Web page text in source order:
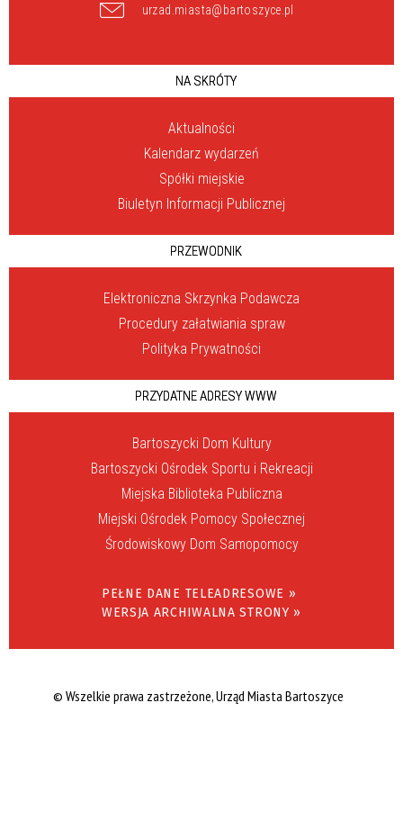
urzad.miasta@bartoszyce.pl
NA SKRÓTY
Aktualności
Kalendarz wydarzeń
Spółki miejskie
Biuletyn Informacji Publicznej
PRZEWODNIK
Elektroniczna Skrzynka Podawcza
Procedury załatwiania spraw
Polityka Prywatności
PRZYDATNE ADRESY WWW
Bartoszycki Dom Kultury
Bartoszycki Ośrodek Sportu i Rekreacji
Miejska Biblioteka Publiczna
Miejski Ośrodek Pomocy Społecznej
Środowiskowy Dom Samopomocy
PEŁNE DANE TELEADRESOWE »
WERSJA ARCHIWALNA STRONY »
© Wszelkie prawa zastrzeżone, Urząd Miasta Bartoszyce